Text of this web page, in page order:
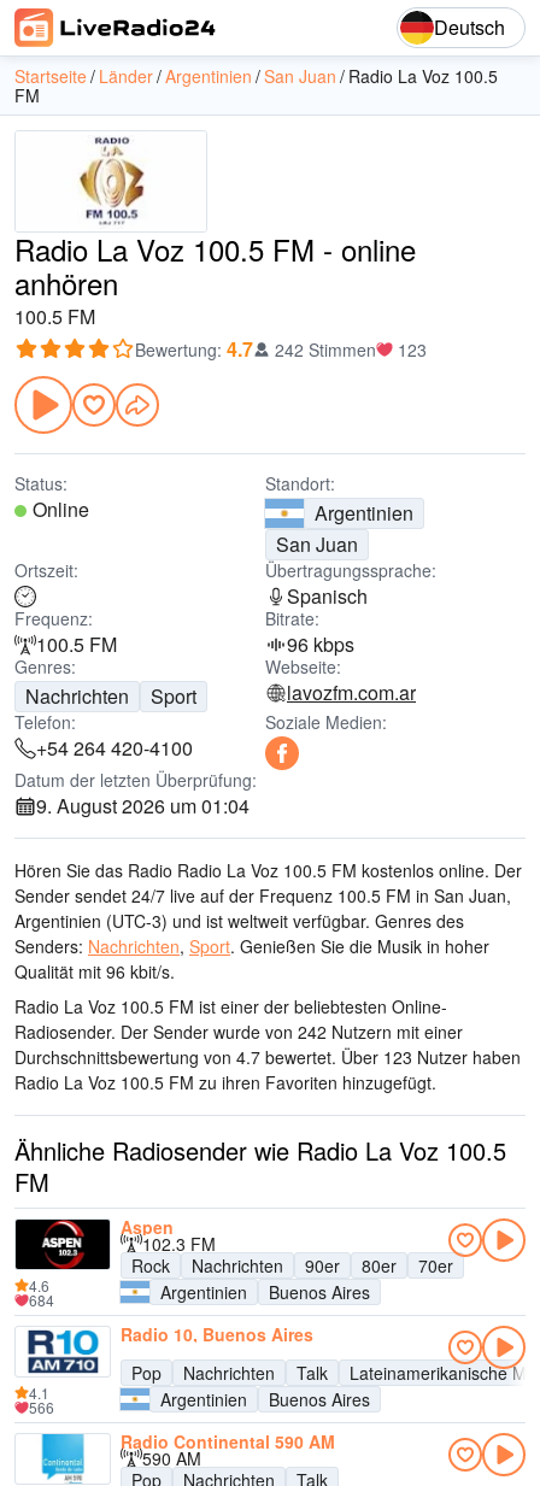
Deutsch
Startseite Länder Argentinien San Juan Radio La Voz 100.5
FM
Radio La Voz 100.5 FM - online
anhören
100.5 FM
Bewertung: 4.7 242 Stimmen 123
Status:
Online
Standort:
Argentinien
San Juan
Ortszeit: Übertragungssprache:
Spanisch
Frequenz:
100.5 FM
Bitrate:
96 kbps
Genres:
Nachrichten Sport
Webseite:
lavozfm.com.ar
Telefon:
+54 264 420-4100
Soziale Medien:
Datum der letzten Überprüfung:
9. August 2026 um 01:04
Hören Sie das Radio Radio La Voz 100.5 FM kostenlos online. Der
Sender sendet 24/7 live auf der Frequenz 100.5 FM in San Juan,
Argentinien (UTC-3) und ist weltweit verfügbar. Genres des
Senders: Nachrichten, Sport. Genießen Sie die Musik in hoher
Qualität mit 96 kbit/s.
Radio La Voz 100.5 FM ist einer der beliebtesten Online-
Radiosender. Der Sender wurde von 242 Nutzern mit einer
Durchschnittsbewertung von 4.7 bewertet. Über 123 Nutzer haben
Radio La Voz 100.5 FM zu ihren Favoriten hinzugefügt.
Ähnliche Radiosender wie Radio La Voz 100.5
FM
Aspen
102.3 FM
Rock
Nachrichten 90er 80er
70er
Argentinien
Buenos Aires
4.6
684
Radio 10, Buenos Aires
Pop
Nachrichten Talk
Lateinamerikanische
Argentinien
Buenos Aires
4.1
566
Radio Continental 590 AM
590 AM
Pop
Nachrichten
Talk